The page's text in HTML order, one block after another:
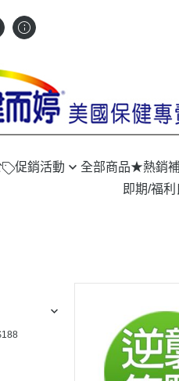
促銷活動 全部商品★熱銷
即期/福